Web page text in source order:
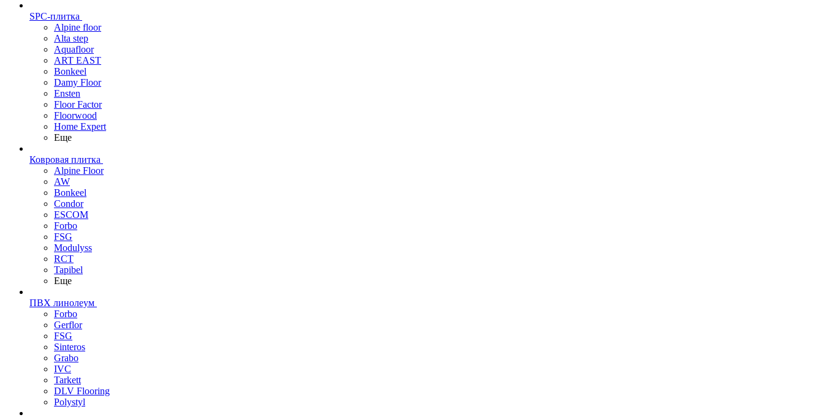
SPC-плитка
Alpine floor
Alta step
Aquafloor
ART EAST
Bonkeel
Damy Floor
Ensten
Floor Factor
Floorwood
Home Expert
Еще
Ковровая плитка
Alpine Floor
AW
Bonkeel
Condor
ESCOM
Forbo
FSG
Modulyss
RCT
Tapibel
Еще
ПВХ линолеум
Forbo
Gerflor
FSG
Sinteros
Grabo
IVC
Tarkett
DLV Flooring
Polystyl